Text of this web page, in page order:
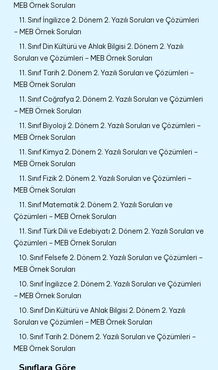
MEB Örnek Soruları
11. Sınıf İngilizce 2. Dönem 2. Yazılı Soruları ve Çözümleri
– MEB Örnek Soruları
11. Sınıf Din Kültürü ve Ahlak Bilgisi 2. Dönem 2. Yazılı
Soruları ve Çözümleri – MEB Örnek Soruları
11. Sınıf Tarih 2. Dönem 2. Yazılı Soruları ve Çözümleri –
MEB Örnek Soruları
11. Sınıf Coğrafya 2. Dönem 2. Yazılı Soruları ve Çözümleri
– MEB Örnek Soruları
11. Sınıf Biyoloji 2. Dönem 2. Yazılı Soruları ve Çözümleri –
MEB Örnek Soruları
11. Sınıf Kimya 2. Dönem 2. Yazılı Soruları ve Çözümleri –
MEB Örnek Soruları
11. Sınıf Fizik 2. Dönem 2. Yazılı Soruları ve Çözümleri –
MEB Örnek Soruları
11. Sınıf Matematik 2. Dönem 2. Yazılı Soruları ve
Çözümleri – MEB Örnek Soruları
11. Sınıf Türk Dili ve Edebiyatı 2. Dönem 2. Yazılı Soruları ve
Çözümleri – MEB Örnek Soruları
10. Sınıf Felsefe 2. Dönem 2. Yazılı Soruları ve Çözümleri –
MEB Örnek Soruları
10. Sınıf İngilizce 2. Dönem 2. Yazılı Soruları ve Çözümleri
– MEB Örnek Soruları
10. Sınıf Din Kültürü ve Ahlak Bilgisi 2. Dönem 2. Yazılı
Soruları ve Çözümleri – MEB Örnek Soruları
10. Sınıf Tarih 2. Dönem 2. Yazılı Soruları ve Çözümleri –
MEB Örnek Soruları
Sınıflara Göre